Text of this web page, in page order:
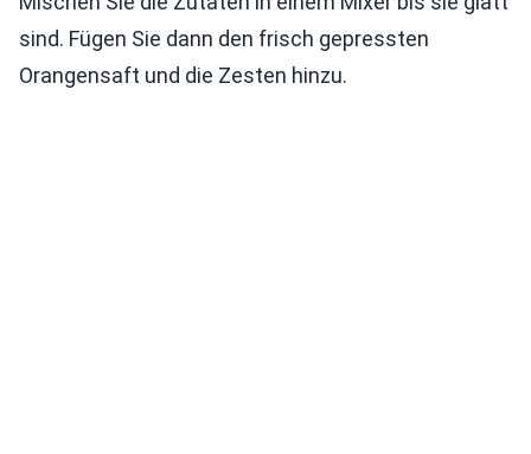
sind. Fügen Sie dann den frisch gepressten
Orangensaft und die Zesten hinzu.